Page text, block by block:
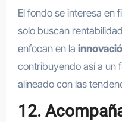
El fondo se interesa en
solo buscan
enfocan en la
contribuyendo así a un
alineado con las
12.